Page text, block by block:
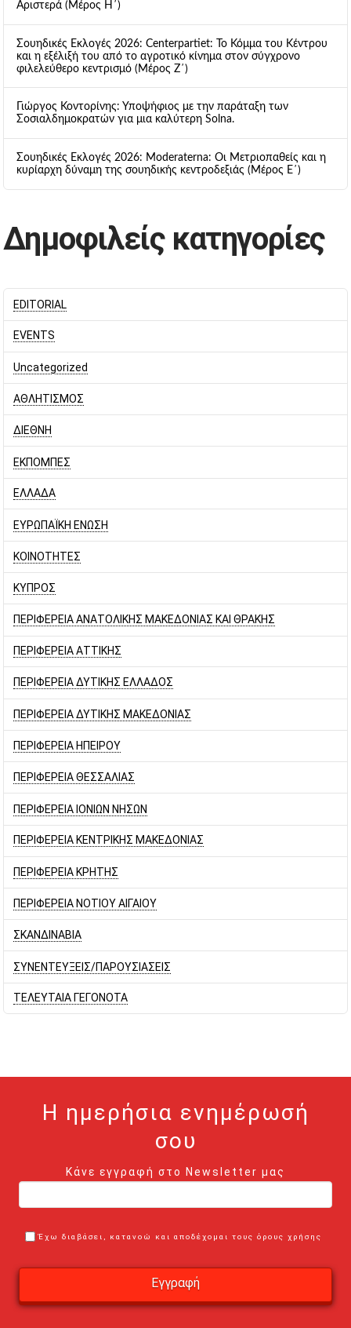
Αριστερά (Μέρος Η΄)
Σουηδικές Εκλογές 2026: Centerpartiet: Το Κόμμα του Κέντρου
και η εξέλιξή του από το αγροτικό κίνημα στον σύγχρονο
φιλελεύθερο κεντρισμό (Μέρος Ζ΄)
Γιώργος Κοντορίνης: Υποψήφιος με την παράταξη των
Σοσιαλδημοκρατών για μια καλύτερη Solna.
Σουηδικές Εκλογές 2026: Moderaterna: Οι Μετριοπαθείς και η
κυρίαρχη δύναμη της σουηδικής κεντροδεξιάς (Μέρος Ε΄)
Δημοφιλείς κατηγορίες
EDITORIAL
EVENTS
Uncategorized
ΑΘΛΗΤΙΣΜΟΣ
ΔΙΕΘΝΗ
ΕΚΠΟΜΠΕΣ
ΕΛΛΑΔΑ
ΕΥΡΩΠΑΪΚΗ ΕΝΩΣΗ
ΚΟΙΝΟΤΗΤΕΣ
ΚΥΠΡΟΣ
ΠΕΡΙΦΕΡΕΙΑ ΑΝΑΤΟΛΙΚΗΣ ΜΑΚΕΔΟΝΙΑΣ ΚΑΙ ΘΡΑΚΗΣ
ΠΕΡΙΦΕΡΕΙΑ ΑΤΤΙΚΗΣ
ΠΕΡΙΦΕΡΕΙΑ ΔΥΤΙΚΗΣ ΕΛΛΑΔΟΣ
ΠΕΡΙΦΕΡΕΙΑ ΔΥΤΙΚΗΣ ΜΑΚΕΔΟΝΙΑΣ
ΠΕΡΙΦΕΡΕΙΑ ΗΠΕΙΡΟΥ
ΠΕΡΙΦΕΡΕΙΑ ΘΕΣΣΑΛΙΑΣ
ΠΕΡΙΦΕΡΕΙΑ ΙΟΝΙΩΝ ΝΗΣΩΝ
ΠΕΡΙΦΕΡΕΙΑ ΚΕΝΤΡΙΚΗΣ ΜΑΚΕΔΟΝΙΑΣ
ΠΕΡΙΦΕΡΕΙΑ ΚΡΗΤΗΣ
ΠΕΡΙΦΕΡΕΙΑ ΝΟΤΙΟΥ ΑΙΓΑΙΟΥ
ΣΚΑΝΔΙΝΑΒΙΑ
ΣΥΝΕΝΤΕΥΞΕΙΣ/ΠΑΡΟΥΣΙΑΣΕΙΣ
ΤΕΛΕΥΤΑΙΑ ΓΕΓΟΝΟΤΑ
Η ημερήσια ενημέρωσή
σου
Κάνε εγγραφή στο Newsletter μας
Έχω διαβάσει, κατανοώ και αποδέχομαι τους όρους χρήσης